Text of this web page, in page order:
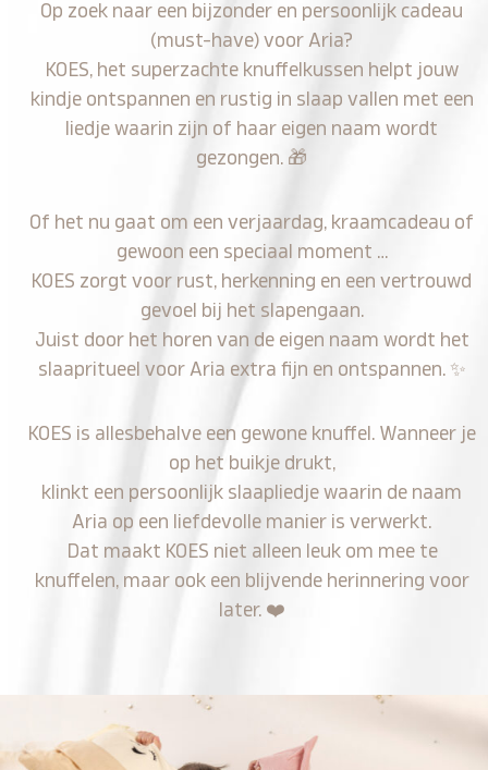
Op zoek naar een bijzonder en persoonlijk cadeau
(must-have) voor Aria?
KOES, het superzachte knuffelkussen helpt jouw
kindje ontspannen en rustig in slaap vallen met een
liedje waarin zijn of haar eigen naam wordt
gezongen. 🎁
Of het nu gaat om een verjaardag, kraamcadeau of
gewoon een speciaal moment …
KOES zorgt voor rust, herkenning en een vertrouwd
gevoel bij het slapengaan.
Juist door het horen van de eigen naam wordt het
slaapritueel voor Aria extra fijn en ontspannen. ✨
KOES is allesbehalve een gewone knuffel. Wanneer je
op het buikje drukt,
klinkt een persoonlijk slaapliedje waarin de naam
Aria op een liefdevolle manier is verwerkt.
Dat maakt KOES niet alleen leuk om mee te
knuffelen, maar ook een blijvende herinnering voor
later. ❤️